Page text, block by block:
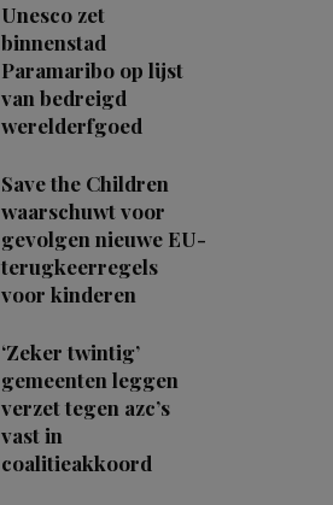
Unesco zet
binnenstad
Paramaribo op lijst
van bedreigd
werelderfgoed
Save the Children
waarschuwt voor
gevolgen nieuwe EU-
terugkeerregels
voor kinderen
‘Zeker twintig’
gemeenten leggen
verzet tegen azc’s
vast in
coalitieakkoord